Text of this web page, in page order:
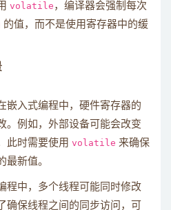
volatile ，编译器会强制每次
的值，而不是使用寄存器中的缓
嵌入式编程中，硬件寄存器的
。例如，外部设备可能会改变
此时需要使用 volatile 来确保
最新值。
程中，多个线程可能同时修改
确保线程之间的同步访问，可